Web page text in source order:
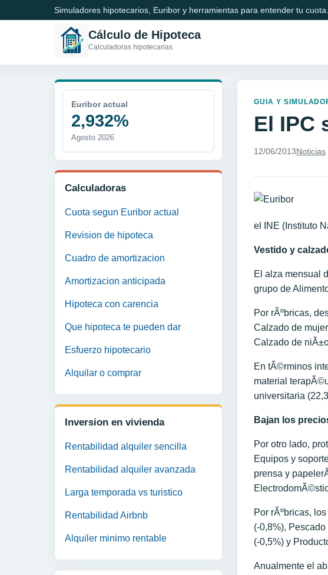
Simuladores hipotecarios, Euribor y herramientas para entender tu cuota.
Cálculo de Hipoteca
Calculadoras hipotecarias
Euribor actual
2,932%
Agosto 2026
Calculadoras
Cuota segun Euribor actual
Revision de hipoteca
Cuadro de amortizacion
Amortizacion anticipada
Hipoteca con carencia
Que hipoteca te pueden dar
Esfuerzo hipotecario
Alquilar o comprar
Inversion en vivienda
Rentabilidad alquiler sencilla
Rentabilidad alquiler avanzada
Larga temporada vs turistico
Rentabilidad Airbnb
Alquiler minimo rentable
GUIA Y
El IPC
12/06/2013Noticias
el INE (Instituto
Vestido y
El alza mensual
grupo de
Por rÃºbricas,
Calzado de
Calzado de
En tÃ©rminos
material
universitaria
Bajan los
Por otro lado,
Equipos y
prensa y
Por rÃºbricas,
(-0,8%),
(-0,5%) y
Anualmente el